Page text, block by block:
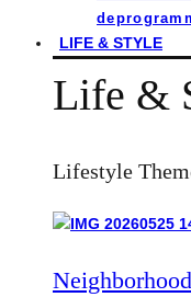
LIFE & STYLE
Life &
Lifestyle
Neighborhood